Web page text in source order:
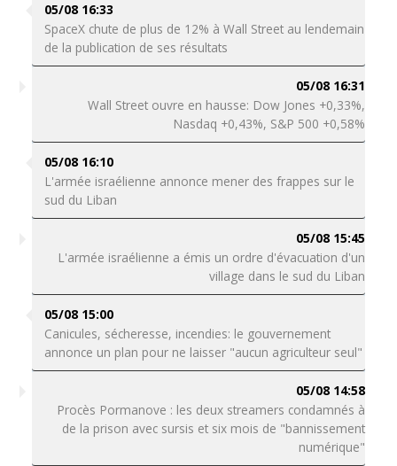
05/08 16:33
SpaceX chute de plus de 12% à Wall Street au lendemain
de la publication de ses résultats
05/08 16:31
Wall Street ouvre en hausse: Dow Jones +0,33%,
Nasdaq +0,43%, S&P 500 +0,58%
05/08 16:10
L'armée israélienne annonce mener des frappes sur le
sud du Liban
05/08 15:45
L'armée israélienne a émis un ordre d'évacuation d'un
village dans le sud du Liban
05/08 15:00
Canicules, sécheresse, incendies: le gouvernement
annonce un plan pour ne laisser "aucun agriculteur seul"
05/08 14:58
Procès Pormanove : les deux streamers condamnés à
de la prison avec sursis et six mois de "bannissement
numérique"